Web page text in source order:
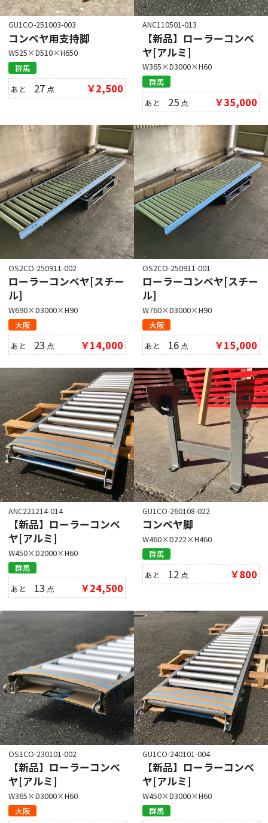
GU1CO-251003-003
コンベヤ用支持脚
W525×D510×H650
群馬
あと 27 点 ￥2,500
ANC110501-013
【新品】ローラーコンベ
ヤ[アルミ]
W365×D3000×H60
群馬
あと 25 点 ￥35,000
OS2CO-250911-002
ローラーコンベヤ[スチー
ル]
W690×D3000×H90
大阪
あと 23 点 ￥14,000
OS2CO-250911-001
ローラーコンベヤ[スチー
ル]
W760×D3000×H90
大阪
あと 16 点 ￥15,000
ANC221214-014
【新品】ローラーコンベ
ヤ[アルミ]
W450×D2000×H60
群馬
あと 13 点 ￥24,500
GU1CO-260108-022
コンベヤ脚
W460×D222×H460
群馬
あと 12 点 ￥800
OS1CO-230101-002
【新品】ローラーコンベ
ヤ[アルミ]
W365×D3000×H60
大阪
GU1CO-240101-004
【新品】ローラーコンベ
ヤ[アルミ]
W450×D3000×H60
群馬